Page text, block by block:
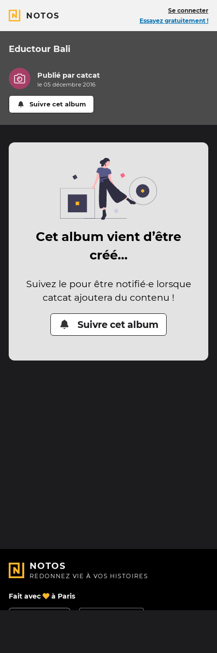
NOTOS
Se connecter
Essayez gratuitement !
Eductour Bali
Publié parcatcat
le 05 décembre 2016
Suivre cet album
Cet album vient d’être
créé…
Suivez le pour être notifié·e lorsque
catcat ajoutera du contenu !
Suivre cet album
NOTOS
REDONNEZ VIE À VOS HISTOIRES
Fait avec à Paris